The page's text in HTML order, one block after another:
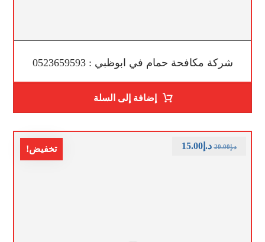
شركة مكافحة حمام في ابوظبي : 0523659593
إضافة إلى السلة
تخفيض! د.إ20.00 د.إ15.00